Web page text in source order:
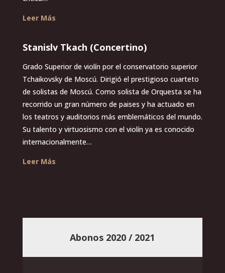
Leer Más
Stanislv Tkach (Concertino)
Grado Superior de violín por el conservatorio superior
Tchaikovsky de Moscú. Dirigió el prestigioso cuarteto
de solistas de Moscú. Como solista de Orquesta se ha
recorrido un gran número de paises y ha actuado en
los teatros y auditorios más emblemáticos del mundo.
Su talento y virtuosismo con el violín ya es conocido
internacionalmente…
Leer Más
Abonos 2020 / 2021